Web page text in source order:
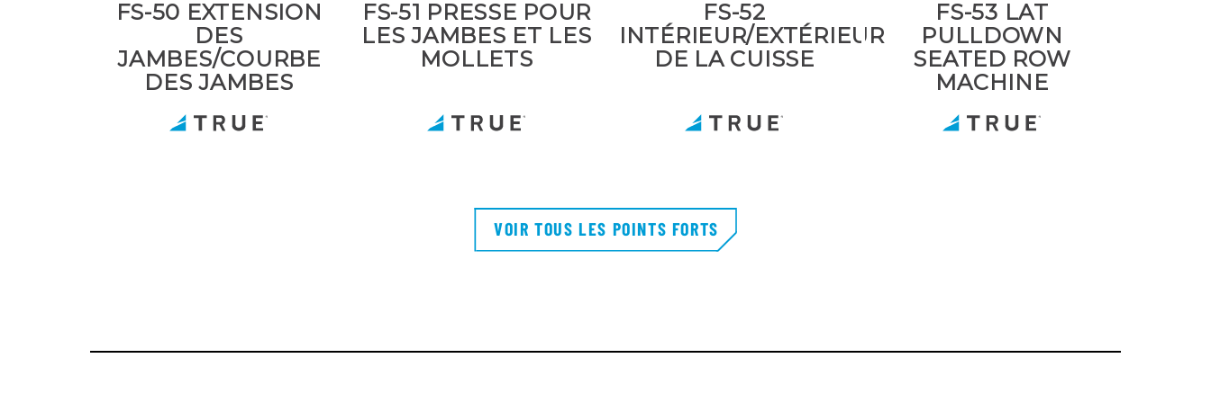
FS-50 EXTENSION
DES
JAMBES/COURBE
DES JAMBES
FS-51 PRESSE POUR
LES JAMBES ET LES
MOLLETS
FS-52
INTÉRIEUR/EXTÉRIEUR
DE LA CUISSE
FS-53 LAT
PULLDOWN
SEATED ROW
MACHINE
VOIR TOUS LES POINTS FORTS